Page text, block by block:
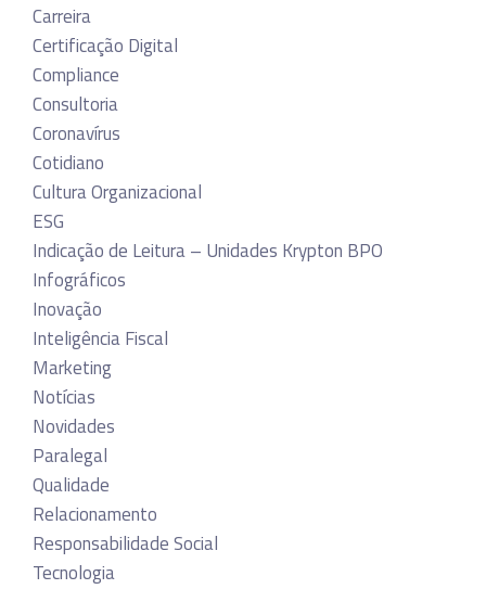
Carreira
Certificação Digital
Compliance
Consultoria
Coronavírus
Cotidiano
Cultura Organizacional
ESG
Indicação de Leitura – Unidades Krypton BPO
Infográficos
Inovação
Inteligência Fiscal
Marketing
Notícias
Novidades
Paralegal
Qualidade
Relacionamento
Responsabilidade Social
Tecnologia